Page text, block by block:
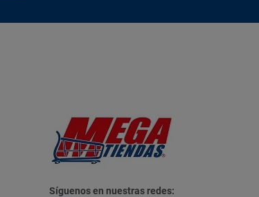
Síguenos en nuestras redes: